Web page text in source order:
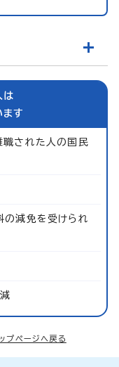
は
ます
職された人の国民
の減免を受けられ
ップページへ戻る